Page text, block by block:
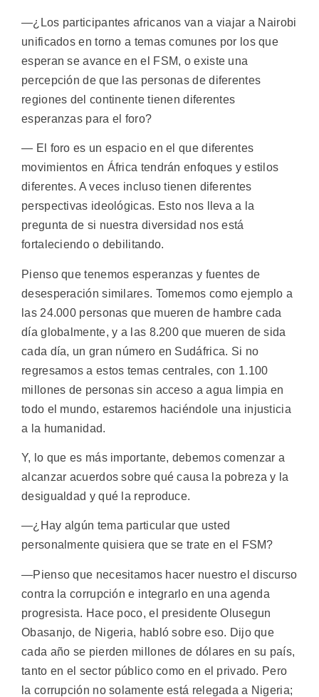
—¿Los participantes africanos van a viajar a Nairobi
unificados en torno a temas comunes por los que
esperan se avance en el FSM, o existe una
percepción de que las personas de diferentes
regiones del continente tienen diferentes
esperanzas para el foro?
— El foro es un espacio en el que diferentes
movimientos en África tendrán enfoques y estilos
diferentes. A veces incluso tienen diferentes
perspectivas ideológicas. Esto nos lleva a la
pregunta de si nuestra diversidad nos está
fortaleciendo o debilitando.
Pienso que tenemos esperanzas y fuentes de
desesperación similares. Tomemos como ejemplo a
las 24.000 personas que mueren de hambre cada
día globalmente, y a las 8.200 que mueren de sida
cada día, un gran número en Sudáfrica. Si no
regresamos a estos temas centrales, con 1.100
millones de personas sin acceso a agua limpia en
todo el mundo, estaremos haciéndole una injusticia
a la humanidad.
Y, lo que es más importante, debemos comenzar a
alcanzar acuerdos sobre qué causa la pobreza y la
desigualdad y qué la reproduce.
—¿Hay algún tema particular que usted
personalmente quisiera que se trate en el FSM?
—Pienso que necesitamos hacer nuestro el discurso
contra la corrupción e integrarlo en una agenda
progresista. Hace poco, el presidente Olusegun
Obasanjo, de Nigeria, habló sobre eso. Dijo que
cada año se pierden millones de dólares en su país,
tanto en el sector público como en el privado. Pero
la corrupción no solamente está relegada a Nigeria;